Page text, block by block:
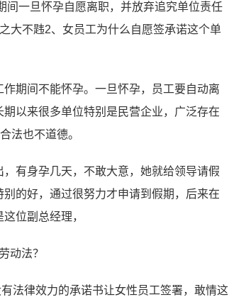
间一旦怀孕自愿离职，并放弃追究单位责任
大不韪2、女员工为什么自愿签承诺这个单
期间不能怀孕。一旦怀孕，员工要自动离
以来很多单位特别是民营企业，广泛存在
法也不道德。
有身孕几天，不敢大意，她就给领导请假
的好，通过很努力才申请到假期，后来在
位副总经理，
动法？
法律效力的承诺书让女性员工签署，敢情这